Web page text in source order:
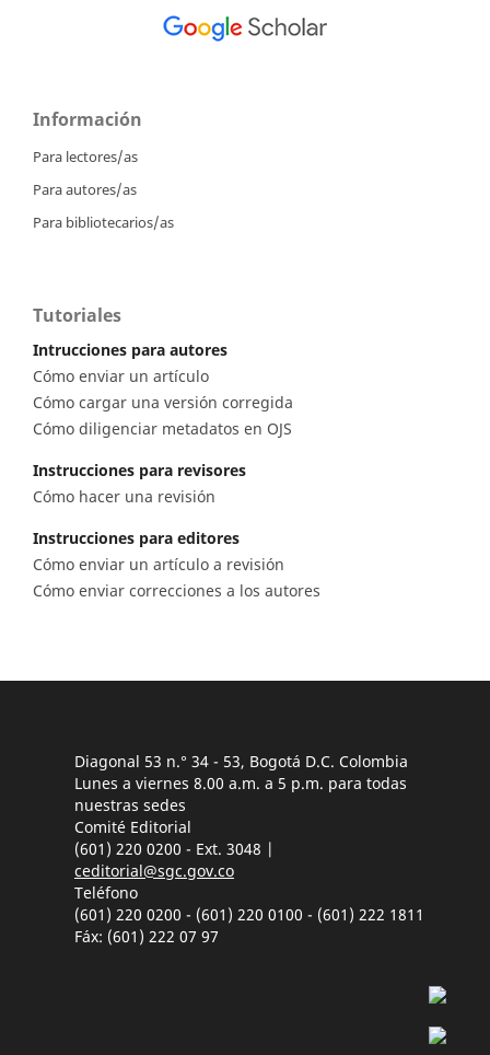
Información
Para lectores/as
Para autores/as
Para bibliotecarios/as
Tutoriales
Intrucciones para autores
Cómo enviar un artículo
Cómo cargar una versión corregida
Cómo diligenciar metadatos en OJS
Instrucciones para revisores
Cómo hacer una revisión
Instrucciones para editores
Cómo enviar un artículo a revisión
Cómo enviar correcciones a los autores
Diagonal 53 n.° 34 - 53, Bogotá D.C. Colombia
Lunes a viernes 8.00 a.m. a 5 p.m. para todas
nuestras sedes
Comité Editorial
(601) 220 0200 - Ext. 3048 |
ceditorial@sgc.gov.co
Teléfono
(601) 220 0200 - (601) 220 0100 - (601) 222 1811
Fáx: (601) 222 07 97